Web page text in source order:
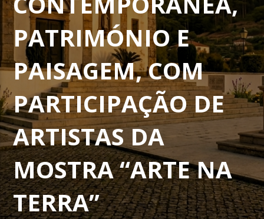
PATRIMÓNIO E
PAISAGEM, COM
PARTICIPAÇÃO DE
ARTISTAS DA
MOSTRA “ARTE NA
TERRA”